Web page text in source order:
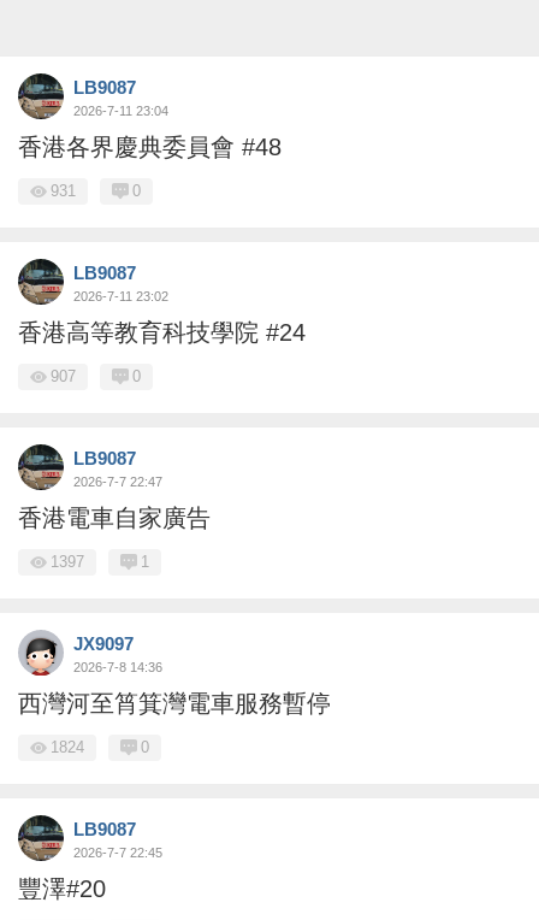
LB9087
2026-7-11 23:04
香港各界慶典委員會 #48
931 0
LB9087
2026-7-11 23:02
香港高等教育科技學院 #24
907 0
LB9087
2026-7-7 22:47
香港電車自家廣告
1397 1
JX9097
2026-7-8 14:36
西灣河至筲箕灣電車服務暫停
1824 0
LB9087
2026-7-7 22:45
豐澤#20